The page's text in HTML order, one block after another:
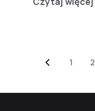
1 2